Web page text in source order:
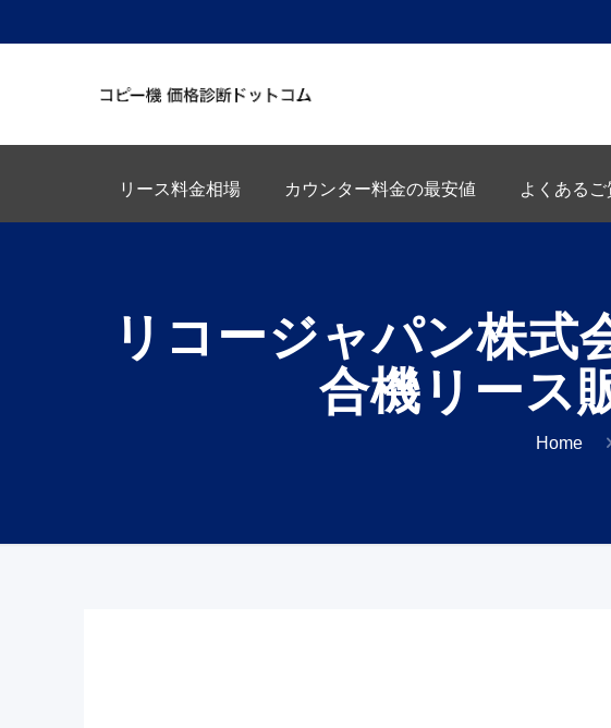
リース料金相場 カウンター料金の最安値 よくある
リコージャパン株式
合機リース
Home